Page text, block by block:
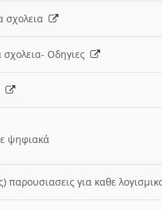
σχολεια
σχολεια- Οδηγιες
ψηφιακά
παρουσιασεις για καθε